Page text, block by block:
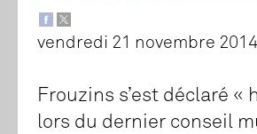
vendredi 21 novembre 2014
Frouzins s’est déclaré «
lors du dernier conseil